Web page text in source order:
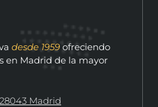
desde 1959 ofreciendo
en Madrid de la mayor
Madrid